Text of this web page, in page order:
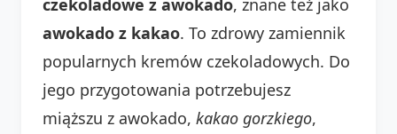
awokado z kakao. To zdrowy zamiennik
popularnych kremów czekoladowych. Do
jego przygotowania potrzebujesz
miąższu z awokado, kakao gorzkiego,